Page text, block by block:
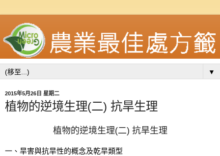
▼
2015年5月26日 星期二
植物的逆境生理(二) 抗旱生理
植物的逆境生理(二) 抗旱生理
一、旱害與抗旱性的概念及乾旱類型